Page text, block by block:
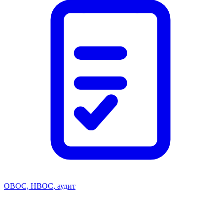
ОВОС, НВОС, аудит